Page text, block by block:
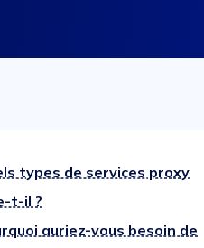
types de services proxy
t-il ?
auriez-vous besoin de